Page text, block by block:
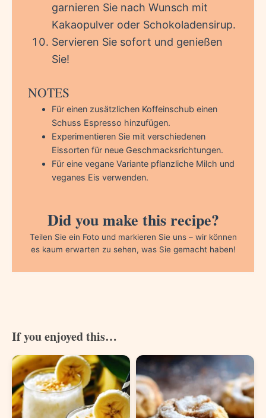
garnieren Sie nach Wunsch mit
Kakaopulver oder Schokoladensirup.
Servieren Sie sofort und genießen
Sie!
NOTES
Für einen zusätzlichen Koffeinschub einen
Schuss Espresso hinzufügen.
Experimentieren Sie mit verschiedenen
Eissorten für neue Geschmacksrichtungen.
Für eine vegane Variante pflanzliche Milch und
veganes Eis verwenden.
Did you make this recipe?
Teilen Sie ein Foto und markieren Sie uns – wir können
es kaum erwarten zu sehen, was Sie gemacht haben!
If you enjoyed this…